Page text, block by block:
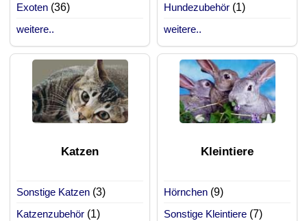
Exoten (36)
weitere..
Hundezubehör (1)
weitere..
Katzen
Sonstige Katzen (3)
Katzenzubehör (1)
Kleintiere
Hörnchen (9)
Sonstige Kleintiere (7)